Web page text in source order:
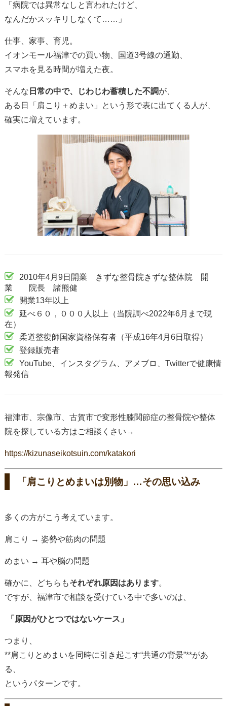
「病院では異常なしと言われたけど、
なんだかスッキリしなくて……」
仕事、家事、育児。
イオンモール福津での買い物、国道3号線の通勤、
スマホを見る時間が増えた夜。
そんな 日常の中で、じわじわ蓄積した不調が、
ある日「肩こり＋めまい」という形で表に出てくる人が、
確実に増えています。
2010年4月9日開業 きずな整骨院きずな整体院 開
業 院長 諸熊健
開業13年以上
延べ６０，０００人以上（当院調べ2022年6月まで現
在）
柔道整復師国家資格保有者（平成16年4月6日取得）
登録販売者
YouTube、インスタグラム、アメブロ、Twitterで健康情
報発信
福津市、宗像市、古賀市で変形性膝関節症の整骨院や整体
院を探している方はご相談くさい→
https://kizunaseikotsuin.com/katakori
「肩こりとめまいは別物」…その思い込み
多くの方がこう考えています。
肩こり → 姿勢や筋肉の問題
めまい → 耳や脳の問題
確かに、どちらもそれぞれ原因はあります。
ですが、福津市で相談を受けている中で多いのは、
「原因がひとつではないケース」
つまり、
**肩こりとめまいを同時に引き起こす“共通の背景”**があ
る、
というパターンです。